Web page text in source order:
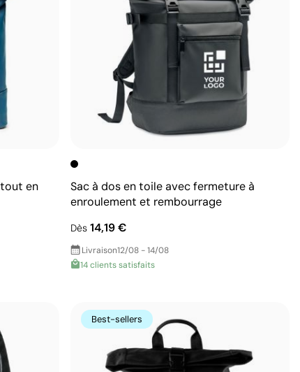
en
Sac à dos en toile avec fermeture à
enroulement et rembourrage
Dès 14,19 €
Livraison12/08 - 14/08
14 clients satisfaits
Best-sellers